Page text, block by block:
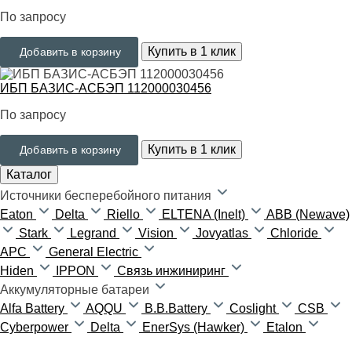
По запросу
Добавить в корзину Купить в 1 клик
ИБП БАЗИС-АСБЭП 112000030456
По запросу
Добавить в корзину
Купить в 1 клик
Каталог
Источники бесперебойного питания
Eaton
Delta Riello ELTENA (Inelt)
ABB (Newave)
Stark
Legrand Vision Jovyatlas
Chloride
APC
General Electric
Hiden
IPPON
Связь инжиниринг
Аккумуляторные батареи
Alfa Battery
AQQU B.B.Battery Coslight
CSB
Cyberpower
Delta EnerSys (Hawker)
Etalon